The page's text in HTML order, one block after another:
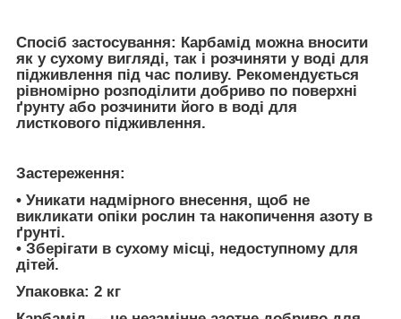
Спосіб застосування: Карбамід можна вносити
як у сухому вигляді, так і розчиняти у воді для
підживлення під час поливу. Рекомендується
рівномірно розподілити добриво по поверхні
ґрунту або розчинити його в воді для
листкового підживлення.
Застереження:
• Уникати надмірного внесення, щоб не
викликати опіки рослин та накопичення азоту в
ґрунті.
• Зберігати в сухому місці, недоступному для
дітей.
Упаковка: 2 кг